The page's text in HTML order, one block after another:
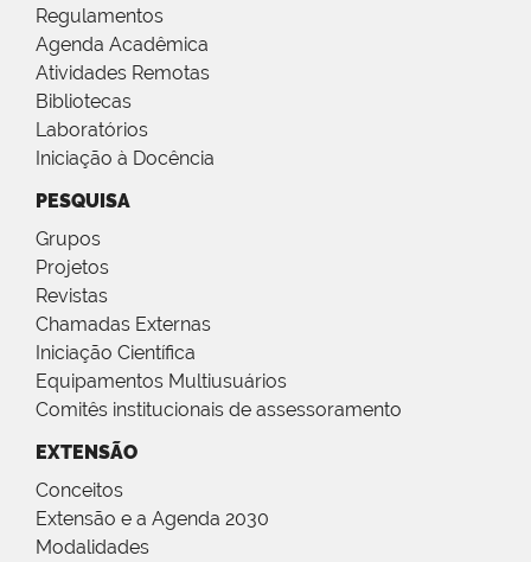
Regulamentos
Agenda Acadêmica
Atividades Remotas
Bibliotecas
Laboratórios
Iniciação à Docência
PESQUISA
Grupos
Projetos
Revistas
Chamadas Externas
Iniciação Científica
Equipamentos Multiusuários
Comitês institucionais de assessoramento
EXTENSÃO
Conceitos
Extensão e a Agenda 2030
Modalidades